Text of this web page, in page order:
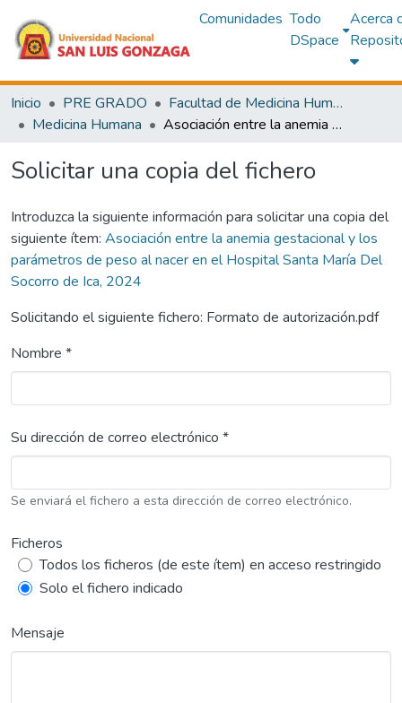
Comunidades Todo
DSpace
Acerca
Inicio PRE GRADO
Facultad de Medicina Humana
Medicina Humana
Asociación entre la anemia gestacional y los parámetros de peso al nacer en el Hospital Santa María Del Socorro de Ica, 2024
Solicitar una copia del fichero
Introduzca la siguiente información para solicitar una copia del
siguiente ítem: Asociación entre la anemia gestacional y los
parámetros de peso al nacer en el Hospital Santa María Del
Socorro de Ica, 2024
Solicitando el siguiente fichero: Formato de autorización.pdf
Nombre *
Su dirección de correo electrónico *
Se enviará el fichero a esta dirección de correo electrónico.
Ficheros
Todos los ficheros (de este ítem) en acceso restringido
Solo el fichero indicado
Mensaje